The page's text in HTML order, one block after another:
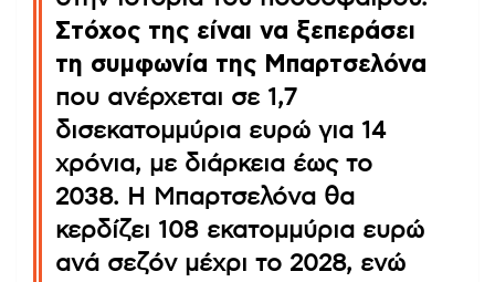
Στόχος της είναι να ξεπεράσει
τη συμφωνία της Μπαρτσελόνα
που ανέρχεται σε 1,7
δισεκατομμύρια ευρώ για 14
χρόνια, με διάρκεια έως το
2038. Η Μπαρτσελόνα θα
κερδίζει 108 εκατομμύρια ευρώ
ανά σεζόν μέχρι το 2028, ενώ